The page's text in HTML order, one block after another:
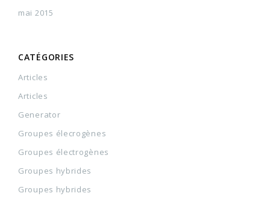
mai 2015
CATÉGORIES
Articles
Articles
Generator
Groupes élecrogènes
Groupes électrogènes
Groupes hybrides
Groupes hybrides